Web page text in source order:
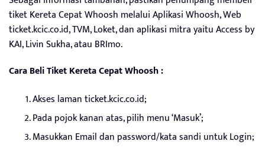
tiket Kereta Cepat Whoosh melalui Aplikasi Whoosh, Web
ticket.kcic.co.id, TVM, Loket, dan aplikasi mitra yaitu Access by
KAI, Livin Sukha, atau BRImo.
Cara Beli Tiket Kereta Cepat Whoosh :
Akses laman ticket.kcic.co.id;
Pada pojok kanan atas, pilih menu ‘Masuk’;
Masukkan Email dan password/kata sandi untuk Login;